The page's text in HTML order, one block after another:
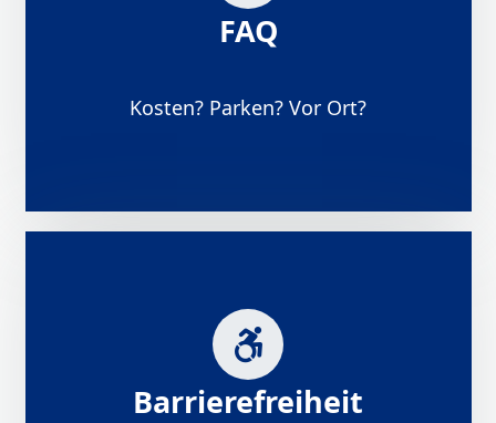
FAQ
Kosten? Parken? Vor Ort?
Barrierefreiheit